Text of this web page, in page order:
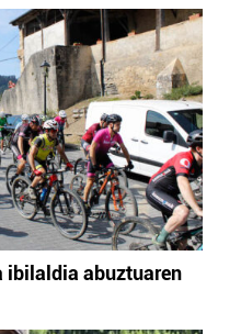
ibilaldia abuztuaren